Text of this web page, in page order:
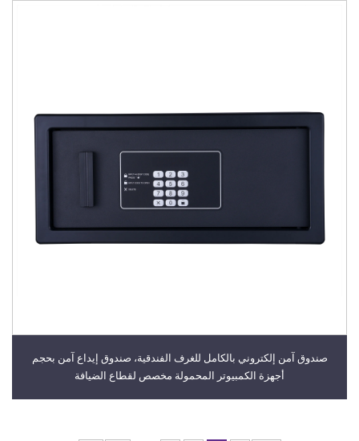
صندوق آمن إلكتروني بالكامل للغرف الفندقية، صندوق إيداع آمن بحجم
أجهزة الكمبيوتر المحمولة مخصص لقطاع الضيافة